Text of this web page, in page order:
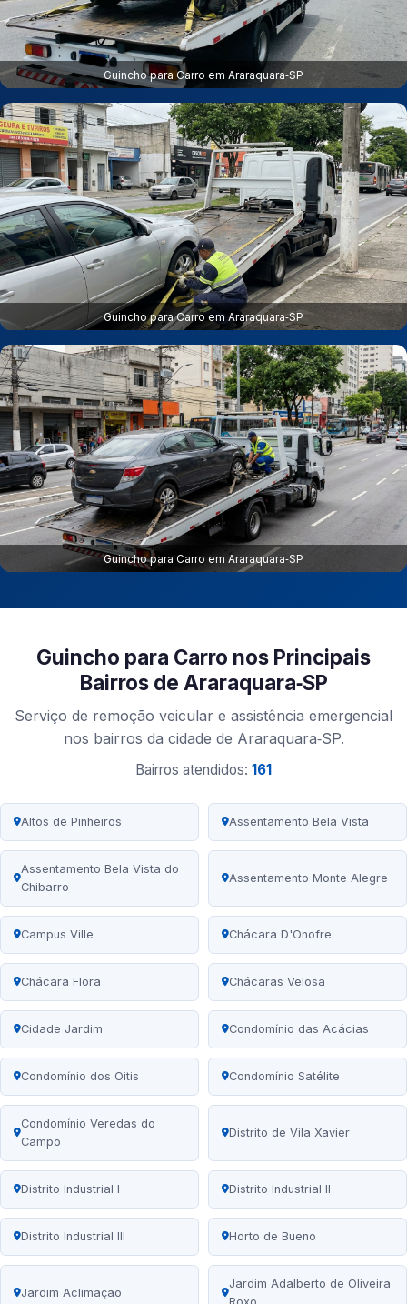
Guincho para Carro em Araraquara‑SP
Guincho para Carro em Araraquara‑SP
Guincho para Carro em Araraquara‑SP
Guincho para Carro nos Principais
Bairros de Araraquara‑SP
Serviço de remoção veicular e assistência emergencial
nos bairros da cidade de Araraquara‑SP.
Bairros atendidos: 161
Altos de Pinheiros Assentamento Bela Vista
Assentamento Bela Vista do
Chibarro
Assentamento Monte Alegre
Campus Ville Chácara D'Onofre
Chácara Flora Chácaras Velosa
Cidade Jardim Condomínio das Acácias
Condomínio dos Oitis Condomínio Satélite
Condomínio Veredas do
Campo
Distrito de Vila Xavier
Distrito Industrial I Distrito Industrial II
Distrito Industrial III Horto de Bueno
Jardim Aclimação
Jardim Adalberto de Oliveira